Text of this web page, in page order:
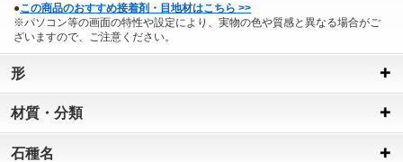
●この商品のおすすめ接着剤・目地材はこちら >>
※パソコン等の画面の特性や設定により、実物の色や質感と異なる場合がご
ざいますので、ご注意ください。
形
材質・分類
石種名